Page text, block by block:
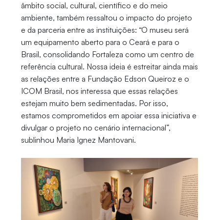
âmbito social, cultural, científico e do meio
ambiente, também ressaltou o impacto do projeto
e da parceria entre as instituições: “O museu será
um equipamento aberto para o Ceará e para o
Brasil, consolidando Fortaleza como um centro de
referência cultural. Nossa ideia é estreitar ainda mais
as relações entre a Fundação Edson Queiroz e o
ICOM Brasil, nos interessa que essas relações
estejam muito bem sedimentadas. Por isso,
estamos comprometidos em apoiar essa iniciativa e
divulgar o projeto no cenário internacional”,
sublinhou Maria Ignez Mantovani.